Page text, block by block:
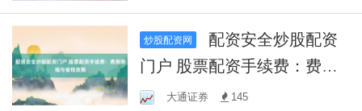
富增值！
炒股配资网
门户 股票配资手续费：费用
明细与省钱攻略
大通证券 145